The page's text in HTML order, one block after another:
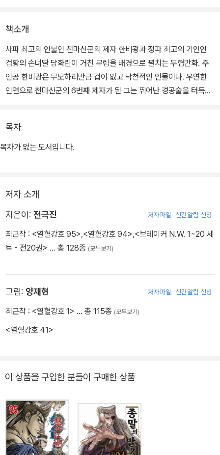
책소개
사파 최고의 인물인 천마신군의 제자 한비광과 정파 최고의 기인인
검황의 손녀딸 담화린이 거친 무림을 배경으로 펼치는 무협만화. 주
인공 한비광은 무모하리만큼 겁이 없고 낙천적인 인물이다. 우연한
인연으로 천마신군의 6번째 제자가 된 그는 뛰어난 경공술을 터득하
로 실종된 할아버지를 찾기 위해 남장으로 변장하고 강호를 누비다
한비광을 만나 사랑을 키워간다.
목차
목차가 없는 도서입니다.
저자 소개
지은이: 전극진 저자파일 신간알림 신청
최근작 : <열혈강호 95>,<열혈강호 94>,<브레이커 N.W. 1~20 세
트 - 전20권> … 총 128종 (모두보기)
그림: 양재현 저자파일 신간알림 신청
최근작 : <열혈강호 1> … 총 115종 (모두보기)
<열혈강호 41>
이 상품을 구입한 분들이 구매한 상품